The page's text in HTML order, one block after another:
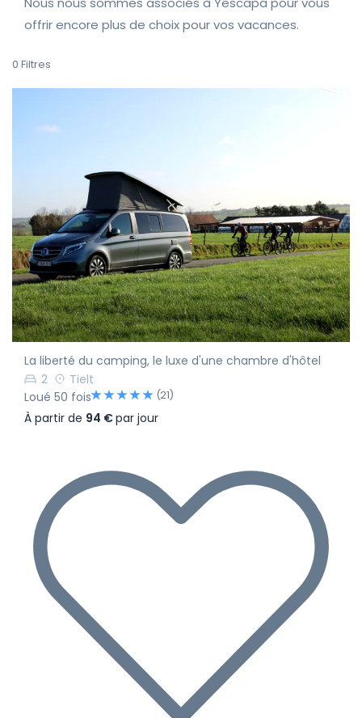
offrir encore plus de choix pour vos vacances.
0 Filtres
La liberté du camping, le luxe d'une chambre d'hôtel
2
Tielt
Loué 50 fois
(21)
À partir de 94 €par jour